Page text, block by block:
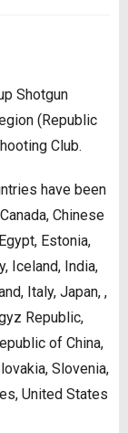
Shotgun
(Republic
Club.
have been
Chinese
Estonia,
Iceland, India,
Italy, Japan, ,
Republic,
of China,
Slovenia,
United States